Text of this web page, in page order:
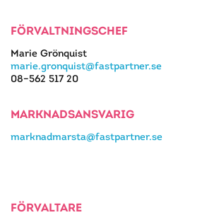
FÖRVALTNINGSCHEF
Marie Grönquist
marie.gronquist@fastpartner.se
08–562 517 20
MARKNADSANSVARIG
marknadmarsta@fastpartner.se
FÖRVALTARE